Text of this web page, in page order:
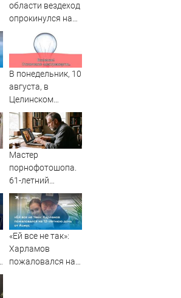
области вездеход
опрокинулся на
дороге, пассажир
В понедельник, 10
августа, в
Целинском
районе локальное
отключение света
Мастер
порнофотошопа.
61-летний
мужчина
смастерил
порнооткрытку и
в итоге пойдёт
под суд
«Ей все не так»:
Харламов
пожаловался на